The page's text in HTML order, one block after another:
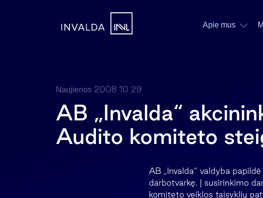
Apie mus
Naujienos 2008 10 29
AB „Invalda“
Audito komiteto
AB „Invalda“ valdyba
darbotvarkę. Į susirinkimo
komiteto veiklos taisyklių